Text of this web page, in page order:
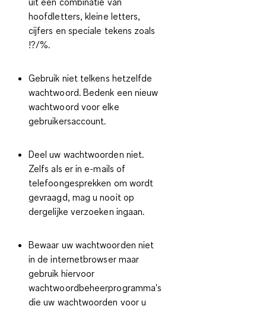
hoofdletters, kleine letters,
cijfers en speciale tekens zoals
!?/%.
Gebruik niet telkens hetzelfde
wachtwoord. Bedenk een nieuw
wachtwoord voor elke
gebruikersaccount.
Deel uw wachtwoorden niet.
Zelfs als er in e-mails of
telefoongesprekken om wordt
gevraagd, mag u nooit op
dergelijke verzoeken ingaan.
Bewaar uw wachtwoorden niet
in de internetbrowser maar
gebruik hiervoor
wachtwoordbeheerprogramma's
die uw wachtwoorden voor u